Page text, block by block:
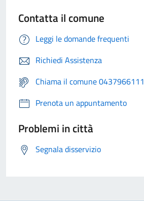
Contatta il comune
Leggi le domande frequenti
Richiedi Assistenza
Chiama il comune 0437966111
Prenota un appuntamento
Problemi in città
Segnala disservizio